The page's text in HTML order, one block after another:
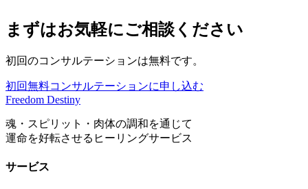
まずはお気軽にご相談ください
初回のコンサルテーションは無料です。
初回無料コンサルテーションに申し込む
Freedom Destiny
魂・スピリット・肉体の調和を通じて
運命を好転させるヒーリングサービス
サービス